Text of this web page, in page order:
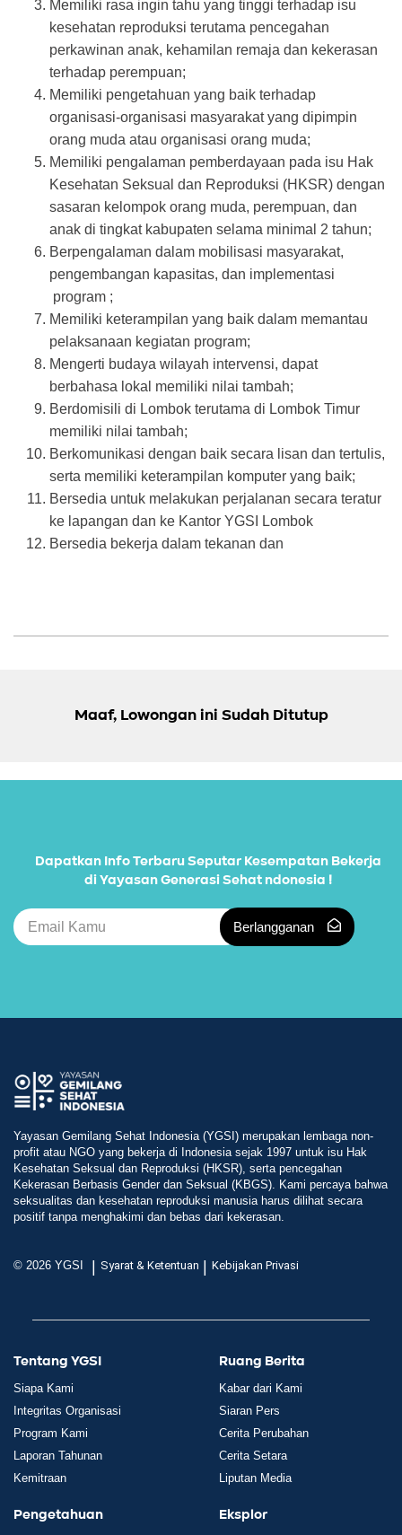
Memiliki rasa ingin tahu yang tinggi terhadap isu
kesehatan reproduksi terutama pencegahan
perkawinan anak, kehamilan remaja dan kekerasan
terhadap perempuan;
Memiliki pengetahuan yang baik terhadap
organisasi-organisasi masyarakat yang dipimpin
orang muda atau organisasi orang muda;
Memiliki pengalaman pemberdayaan pada isu Hak
Kesehatan Seksual dan Reproduksi (HKSR) dengan
sasaran kelompok orang muda, perempuan, dan
anak di tingkat kabupaten selama minimal 2 tahun;
Berpengalaman dalam mobilisasi masyarakat,
pengembangan kapasitas, dan implementasi
program ;
Memiliki keterampilan yang baik dalam memantau
pelaksanaan kegiatan program;
Mengerti budaya wilayah intervensi, dapat
berbahasa lokal memiliki nilai tambah;
Berdomisili di Lombok terutama di Lombok Timur
memiliki nilai tambah;
Berkomunikasi dengan baik secara lisan dan tertulis,
serta memiliki keterampilan komputer yang baik;
Bersedia untuk melakukan perjalanan secara teratur
ke lapangan dan ke Kantor YGSI Lombok
Bersedia bekerja dalam tekanan dan
Maaf, Lowongan ini Sudah Ditutup
Dapatkan Info Terbaru Seputar Kesempatan Bekerja
di Yayasan Generasi Sehat ndonesia !
Berlangganan
Yayasan Gemilang Sehat Indonesia (YGSI) merupakan lembaga non-
profit atau NGO yang bekerja di Indonesia sejak 1997 untuk isu Hak
Kesehatan Seksual dan Reproduksi (HKSR), serta pencegahan
Kekerasan Berbasis Gender dan Seksual (KBGS). Kami percaya bahwa
seksualitas dan kesehatan reproduksi manusia harus dilihat secara
positif tanpa menghakimi dan bebas dari kekerasan.
© 2026 YGSI | Syarat & Ketentuan | Kebijakan Privasi
Tentang YGSI
Siapa Kami
Integritas Organisasi
Program Kami
Laporan Tahunan
Kemitraan
Ruang Berita
Kabar dari Kami
Siaran Pers
Cerita Perubahan
Cerita Setara
Liputan Media
Pengetahuan Eksplor